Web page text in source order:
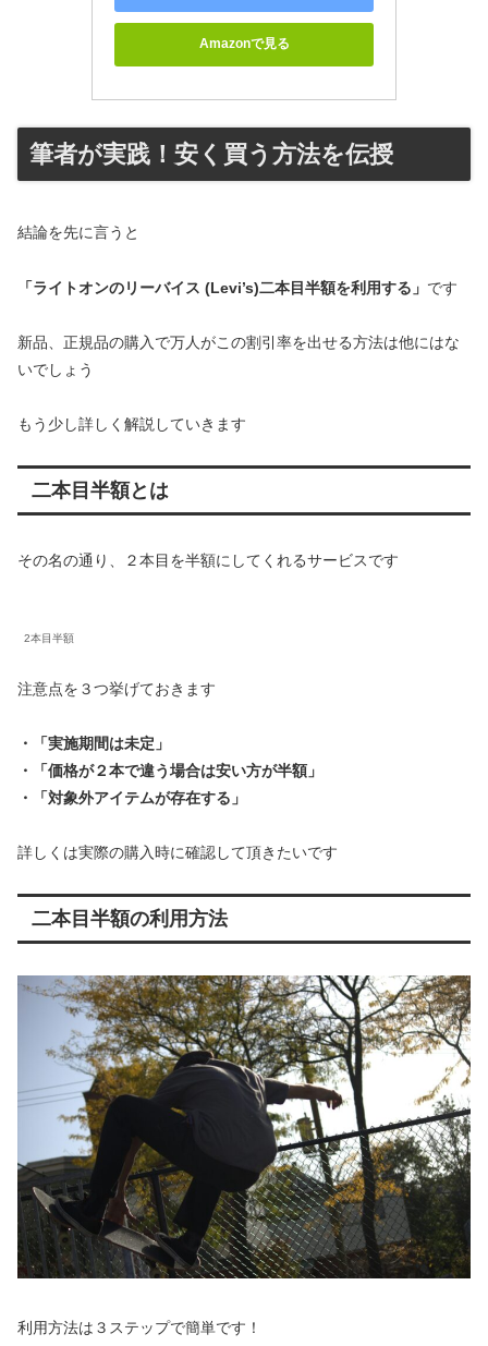
Amazonで見る
筆者が実践！安く買う方法を伝授
結論を先に言うと
「ライトオンのリーバイス (Levi’s)二本目半額を利用する」 です
新品、正規品の購入で万人がこの割引率を出せる方法は他にはな
いでしょう
もう少し詳しく解説していきます
二本目半額とは
その名の通り、２本目を半額にしてくれるサービスです
2本目半額
注意点を３つ挙げておきます
・「実施期間は未定」
・「価格が２本で違う場合は安い方が半額」
・「対象外アイテムが存在する」
詳しくは実際の購入時に確認して頂きたいです
二本目半額の利用方法
利用方法は３ステップで簡単です！